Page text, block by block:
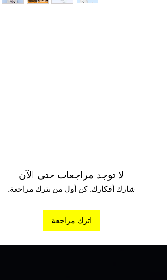
لا توجد مراجعات حتى الآن
شارك أفكارك. كن أول من يترك مراجعة.
اترك مراجعة